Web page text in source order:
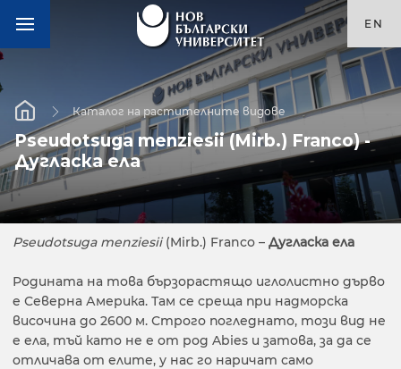
EN
Каталог на растителните видове
Pseudotsuga menziesii (Mirb.) Franco) -
Дугласка ела
Pseudotsuga menziesii(Mirb.) Franco – Дугласка ела
Родината на това бързорастящо иглолистно дърво
е Северна Америка. Там се среща при надморска
височина до 2600 м. Строго погледнато, този вид не
е ела, тъй като не е от род Abies и затова, за да се
отличава от елите, у нас го наричат само